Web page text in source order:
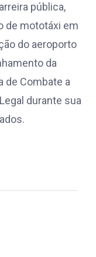
pública,
de mototáxi em
do aeroporto
da
de Combate a
durante sua